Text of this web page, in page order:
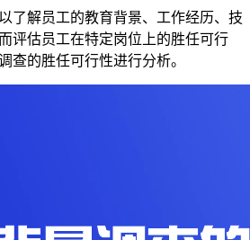
了解员工的教育背景、工作经历、技
评估员工在特定岗位上的胜任可行
查的胜任可行性进行分析。